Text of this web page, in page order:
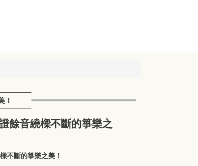
！
餘音繞樑不斷的箏樂之
不斷的箏樂之美！